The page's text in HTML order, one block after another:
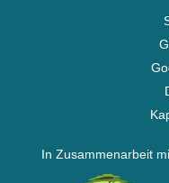
In Zusammenarbeit